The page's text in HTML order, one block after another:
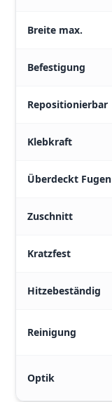
Breite max.
Befestigung
Repositionierbar
Klebkraft
Überdeckt Fugen
Zuschnitt
Kratzfest
Hitzebeständig
Reinigung
Optik